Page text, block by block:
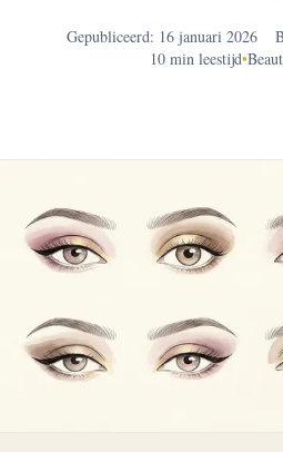
Gepubliceerd: 16 januari 2026
10 min leestijd•